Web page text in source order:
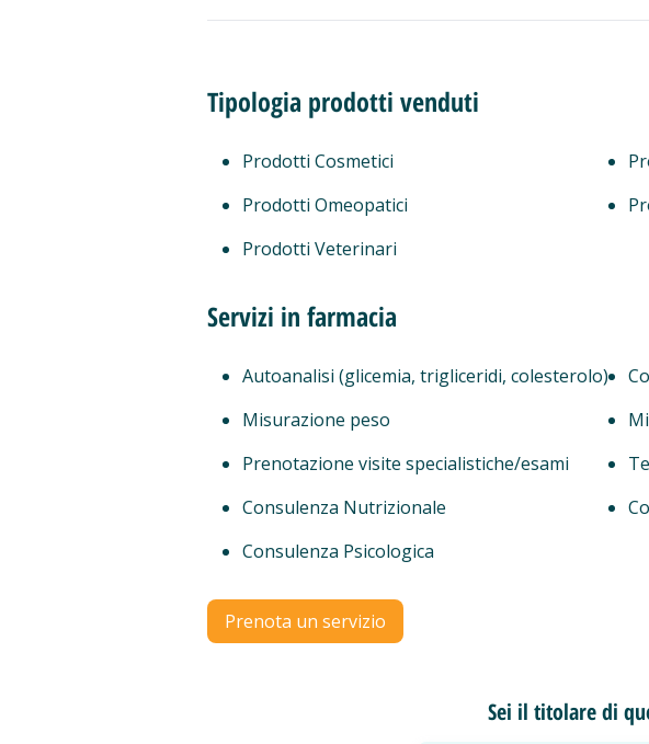
Tipologia prodotti venduti
Prodotti Cosmetici
Prodotti Omeopatici
Prodotti Veterinari
Servizi in farmacia
Autoanalisi (glicemia, trigliceridi, colesterolo)
Misurazione peso
Prenotazione visite specialistiche/esami
Consulenza Nutrizionale
Consulenza Psicologica
Prenota un servizio
Sei il titolare di